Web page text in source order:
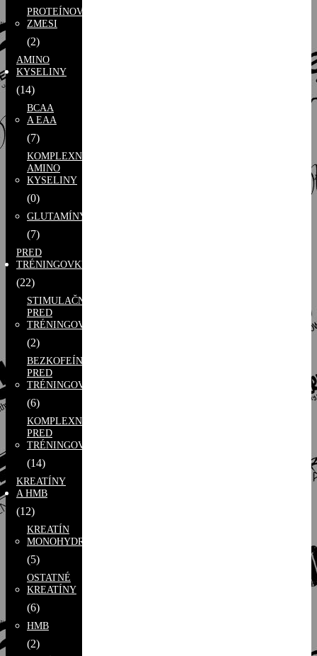
PROTEÍNOVÉ
ZMESI
(2)
AMINO
KYSELINY
(14)
BCAA
A EAA
(7)
KOMPLEXNÉ
AMINO
KYSELINY
(0)
GLUTAMÍNY
(7)
PRED
TRÉNINGOVKY
(22)
STIMULAČNÉ
PRED
TRÉNINGOVKY
(2)
BEZKOFEÍNOVÉ
PRED
TRÉNINGOVKY
(6)
KOMPLEXNÉ
PRED
TRÉNINGOVKY
(14)
KREATÍNY
A HMB
(12)
KREATÍN
MONOHYDRÁT
(5)
OSTATNÉ
KREATÍNY
(6)
HMB
(2)